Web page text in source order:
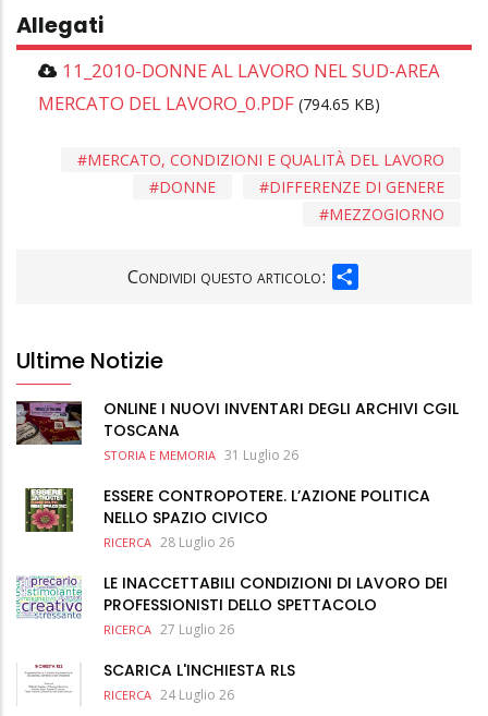
Allegati
11_2010-DONNE AL LAVORO NEL SUD-AREA
MERCATO DEL LAVORO_0.PDF (794.65 KB)
MERCATO, CONDIZIONI E QUALITÀ DEL LAVORO
DIFFERENZE DI GENERE
DONNE
MEZZOGIORNO
Condividi questo articolo:
Ultime Notizie
ONLINE I NUOVI INVENTARI DEGLI ARCHIVI CGIL
TOSCANA
STORIA E MEMORIA 31 Luglio 26
ESSERE CONTROPOTERE. L’AZIONE POLITICA
NELLO SPAZIO CIVICO
RICERCA 28 Luglio 26
LE INACCETTABILI CONDIZIONI DI LAVORO DEI
PROFESSIONISTI DELLO SPETTACOLO
RICERCA 27 Luglio 26
SCARICA L'INCHIESTA RLS
RICERCA 24 Luglio 26